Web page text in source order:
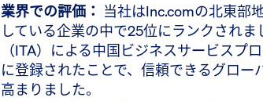
業界での評価： 当社はInc.comの北東部
している企業の中で25位にランクされ
（ITA）による中国ビジネスサービスプ
に登録されたことで、信頼できるグロ
高まりました。